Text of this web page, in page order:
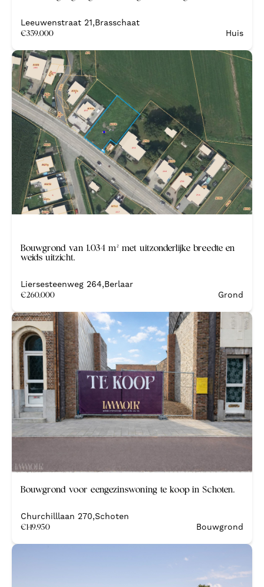
Leeuwenstraat 21,Brasschaat
€359.000 Huis
Bouwgrond van 1.034 m² met uitzonderlijke breedte en
weids uitzicht.
Liersesteenweg 264,Berlaar
€260.000 Grond
Bouwgrond voor eengezinswoning te koop in Schoten.
Churchilllaan 270,Schoten
€149.950 Bouwgrond